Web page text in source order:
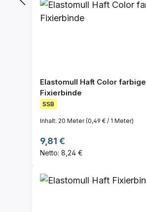
Elastomull Haft Color farbige
Fixierbinde
SSB
Inhalt: 20 Meter(0,49 € / 1 Meter)
Regulärer Preis:
9,81 €
Netto: 8,24 €